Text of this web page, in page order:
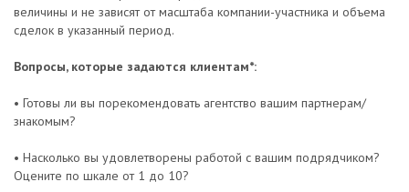
величины и не зависят от масштаба компании-участника и объема
сделок в указанный период.
Вопросы, которые задаются клиентам*:
• Готовы ли вы порекомендовать агентство вашим партнерам/
знакомым?
• Насколько вы удовлетворены работой с вашим подрядчиком?
Оцените по шкале от 1 до 10?